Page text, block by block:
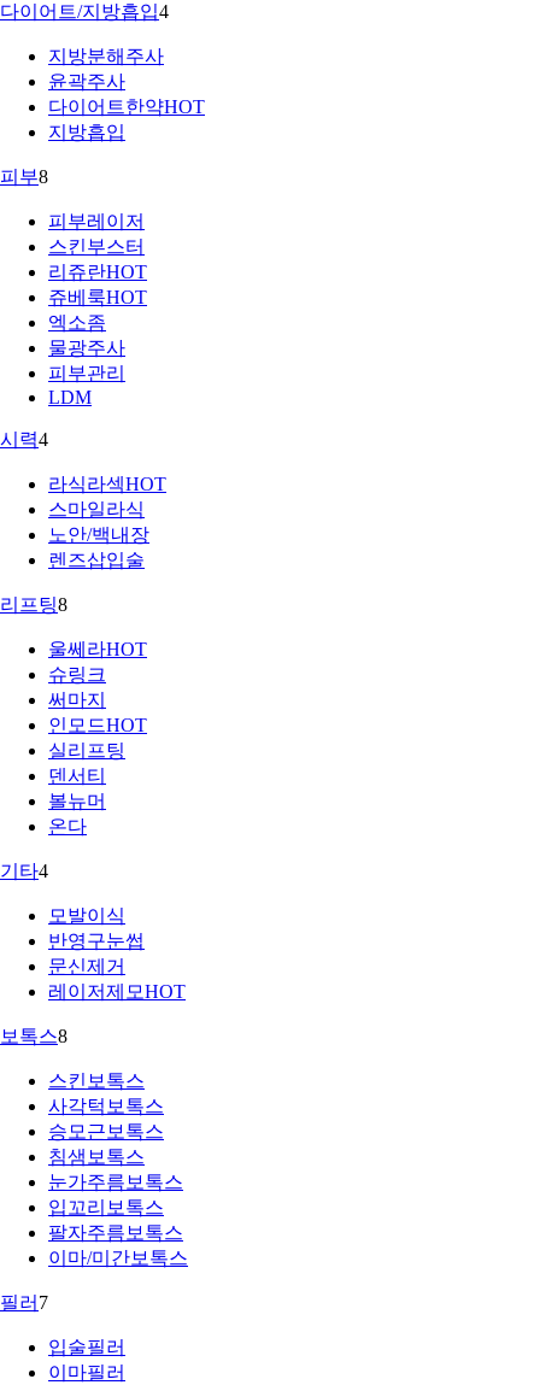
다이어트/지방흡입4
지방분해주사
윤곽주사
다이어트한약HOT
지방흡입
피부8
피부레이저
스킨부스터
리쥬란HOT
쥬베룩HOT
엑소좀
물광주사
피부관리
LDM
시력4
라식라섹HOT
스마일라식
노안/백내장
렌즈삽입술
리프팅8
울쎄라HOT
슈링크
써마지
인모드HOT
실리프팅
덴서티
볼뉴머
온다
기타4
모발이식
반영구눈썹
문신제거
레이저제모HOT
보톡스8
스킨보톡스
사각턱보톡스
승모근보톡스
침샘보톡스
눈가주름보톡스
입꼬리보톡스
팔자주름보톡스
이마/미간보톡스
필러 7
입술필러
이마필러